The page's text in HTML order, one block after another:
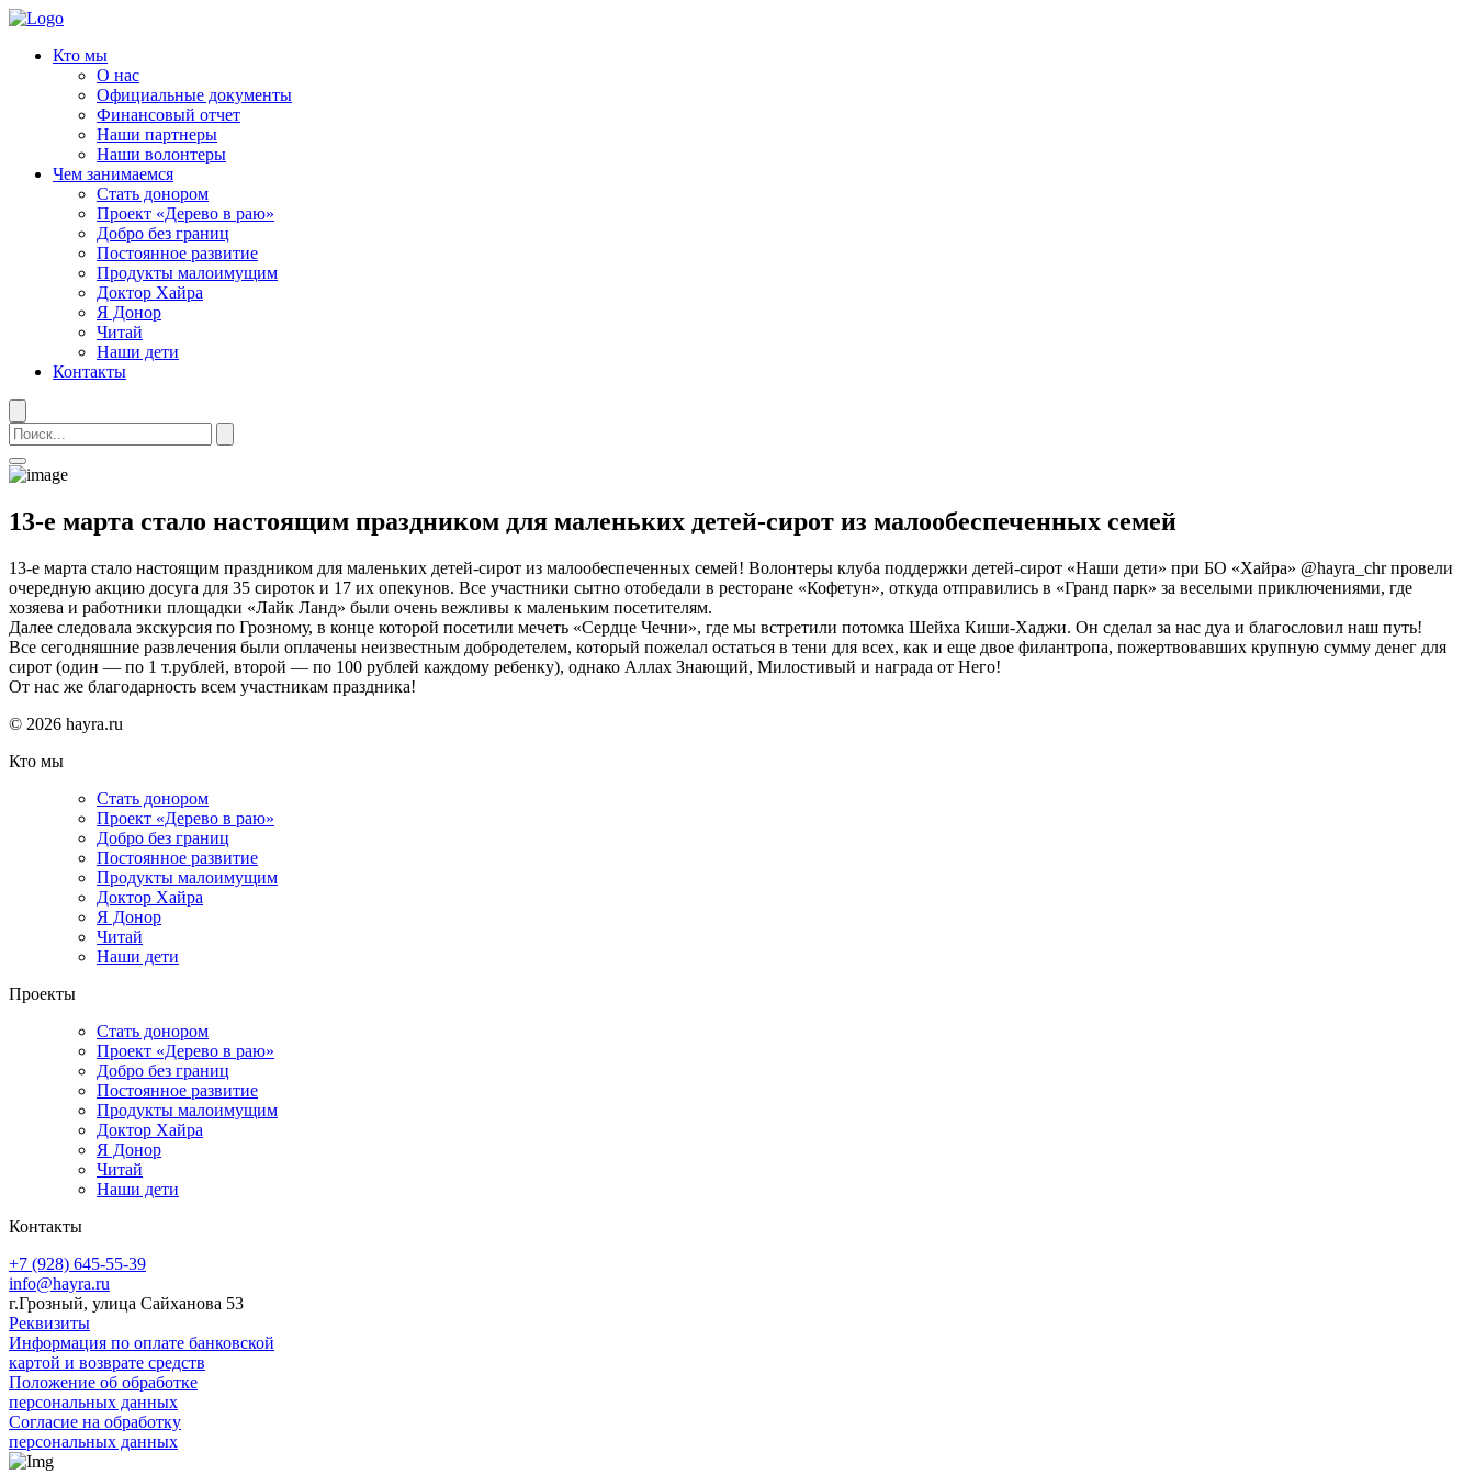
Кто мы
О нас
Официальные документы
Финансовый отчет
Наши партнеры
Наши волонтеры
Чем занимаемся
Стать донором
Проект «Дерево в раю»
Добро без границ
Постоянное развитие
Продукты малоимущим
Доктор Хайра
Я Донор
Читай
Наши дети
Контакты
13-е марта стало настоящим праздником для маленьких детей-сирот из малообеспеченных семей
13-е марта стало настоящим праздником для маленьких детей-сирот из малообеспеченных семей! Волонтеры клуба поддержки детей-сирот «Наши дети» при БО «Хайра» @hayra_chr провели
очередную акцию досуга для 35 сироток и 17 их опекунов. Все участники сытно отобедали в ресторане «Кофетун», откуда отправились в «Гранд парк» за веселыми приключениями, где
хозяева и работники площадки «Лайк Ланд» были очень вежливы к маленьким посетителям.
Далее следовала экскурсия по Грозному, в конце которой посетили мечеть «Сердце Чечни», где мы встретили потомка Шейха Киши-Хаджи. Он сделал за нас дуа и благословил наш путь!
Все сегодняшние развлечения были оплачены неизвестным добродетелем, который пожелал остаться в тени для всех, как и еще двое филантропа, пожертвовавших крупную сумму денег для
сирот (один — по 1 т.рублей, второй — по 100 рублей каждому ребенку), однако Аллах Знающий, Милостивый и награда от Него!
От нас же благодарность всем участникам праздника!
© 2026 hayra.ru
Кто мы
Стать донором
Проект «Дерево в раю»
Добро без границ
Постоянное развитие
Продукты малоимущим
Доктор Хайра
Я Донор
Читай
Наши дети
Проекты
Стать донором
Проект «Дерево в раю»
Добро без границ
Постоянное развитие
Продукты малоимущим
Доктор Хайра
Я Донор
Читай
Наши дети
Контакты
+7 (928) 645-55-39
info@hayra.ru
г.Грозный, улица Сайханова 53
Реквизиты
Информация по оплате банковской
картой и возврате средств
Положение об обработке
персональных данных
Согласие на обработку
персональных данных